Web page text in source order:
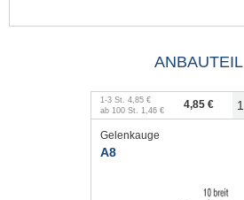
ANBAUTEIL
1 -3 St. 4,85 €
ab 100 St. 1,46 € 4,85 €
Gelenkauge
A8